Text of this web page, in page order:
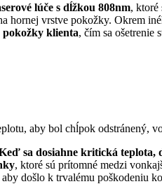
lúče s dĺžkou 808nm, ktoré
hornej vrstve pokožky. Okrem
klienta, čím sa ošetrenie
aby bol chĺpok odstránený,
sa dosiahne kritická teplota,
, ktoré sú prítomné medzi
došlo k trvalému poškodeniu